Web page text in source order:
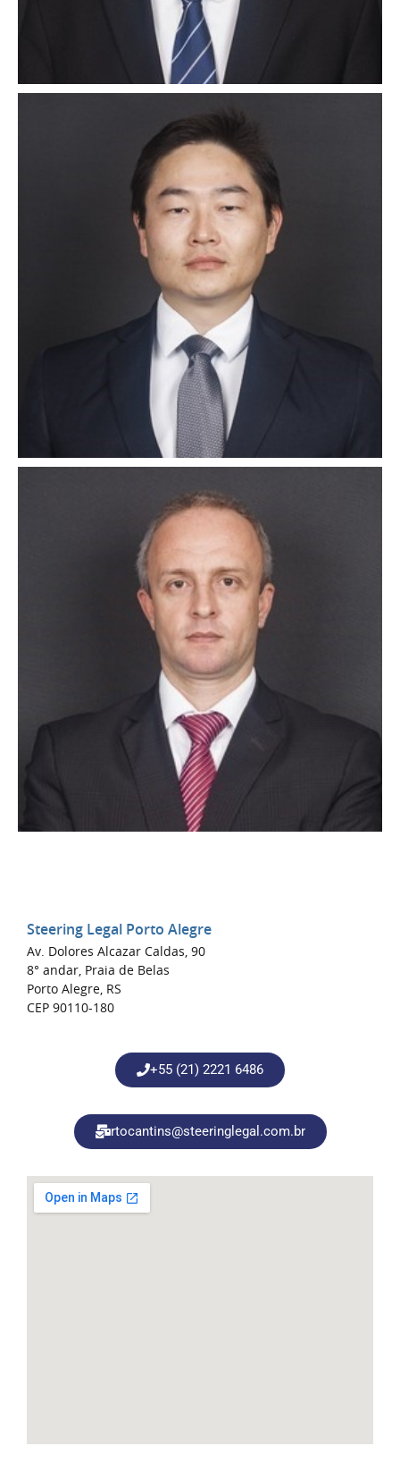
Steering Legal Porto Alegre
Av. Dolores Alcazar Caldas, 90
8° andar, Praia de Belas
Porto Alegre, RS
CEP 90110-180
+55 (21) 2221 6486
rtocantins@steeringlegal.com.br